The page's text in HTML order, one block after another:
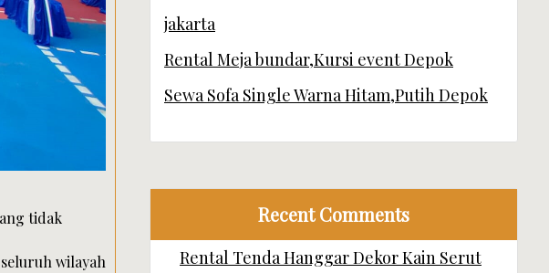
tidak
wilayah
jakarta
Rental Meja bundar,Kursi event Depok
Sewa Sofa Single Warna Hitam,Putih Depok
Recent Comments
Rental Tenda Hanggar Dekor Kain Serut